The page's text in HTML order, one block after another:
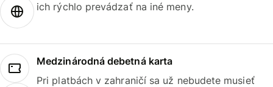
ich rýchlo prevádzať na iné meny.
Medzinárodná debetná karta
Pri platbách v zahraničí sa už nebudete musieť